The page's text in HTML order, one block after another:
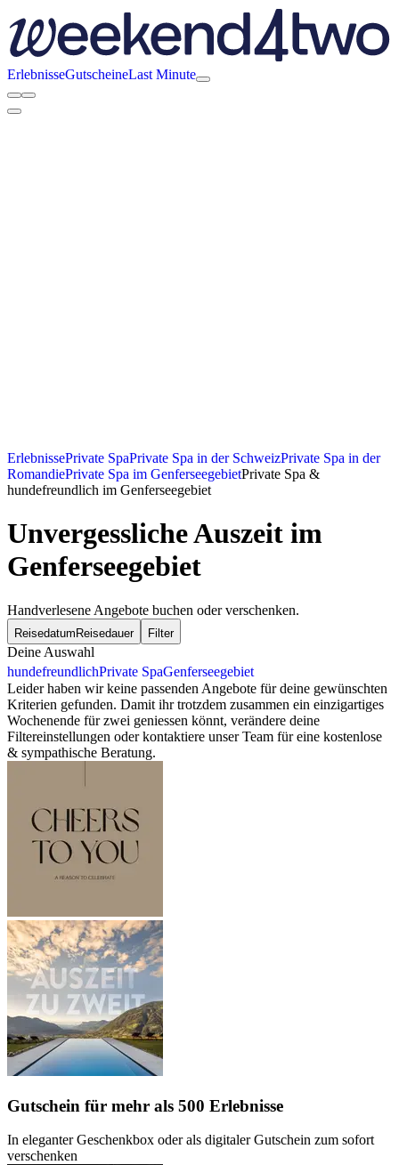
ErlebnisseGutscheineLast Minute
ErlebnissePrivate SpaPrivate Spa in der SchweizPrivate Spa in der
RomandiePrivate Spa im GenferseegebietPrivate Spa &
hundefreundlich im Genferseegebiet
Unvergessliche Auszeit im
Genferseegebiet
Handverlesene Angebote buchen oder verschenken.
Reisedatum Reisedauer Filter
Deine Auswahl
hundefreundlichPrivate SpaGenferseegebiet
Leider haben wir keine passenden Angebote für deine gewünschten
Kriterien gefunden. Damit ihr trotzdem zusammen ein einzigartiges
Wochenende für zwei geniessen könnt, verändere deine
Filtereinstellungen oder kontaktiere unser Team für eine kostenlose
& sympathische Beratung.
Gutschein für mehr als 500 Erlebnisse
In eleganter Geschenkbox oder als digitaler Gutschein zum sofort
verschenken